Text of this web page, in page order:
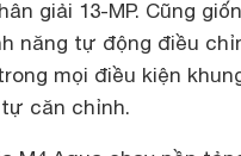
giải 13-MP. Cũng
năng tự động điều
mọi điều kiện
căn chỉnh.